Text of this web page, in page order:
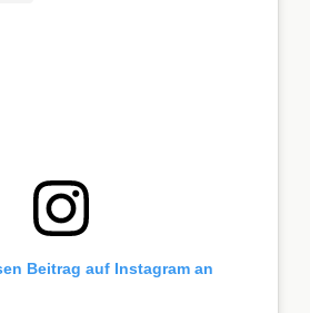
Beitrag auf Instagram an